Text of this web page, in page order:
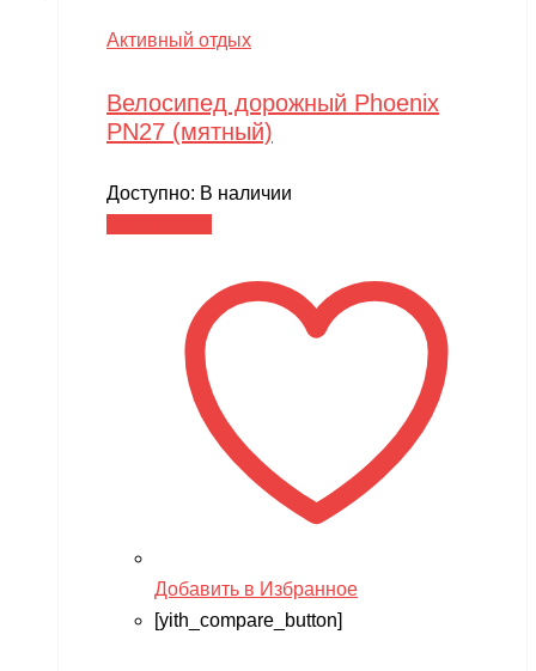
Активный отдых
Велосипед дорожный Phoenix
PN27 (мятный)
Доступно: В наличии
Добавить в Избранное
[yith_compare_button]